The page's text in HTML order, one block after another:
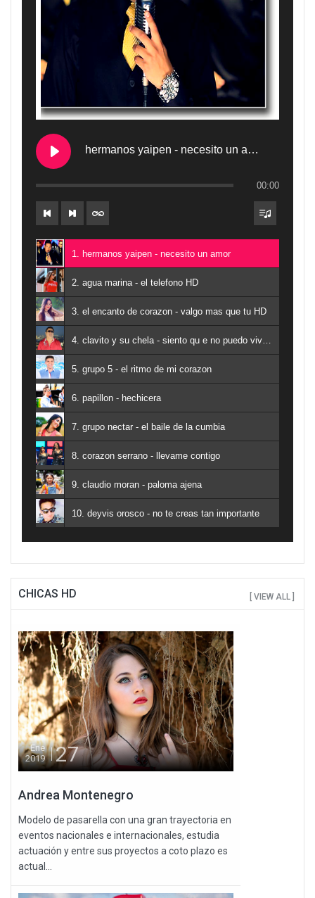
hermanos yaipen - necesito un amor
00:00
1. hermanos yaipen - necesito un amor
2. agua marina - el telefono HD
3. el encanto de corazon - valgo mas que tu HD
5. grupo 5 - el ritmo de mi corazon
6. papillon - hechicera
7. grupo nectar - el baile de la cumbia
8. corazon serrano - llevame contigo
9. claudio moran - paloma ajena
10. deyvis orosco - no te creas tan importante
CHICAS HD [ VIEW ALL ]
Ene
2019
27
Andrea Montenegro
Modelo de pasarella con una gran trayectoria en
eventos nacionales e internacionales, estudia
actuación y entre sus proyectos a coto plazo es
actual...